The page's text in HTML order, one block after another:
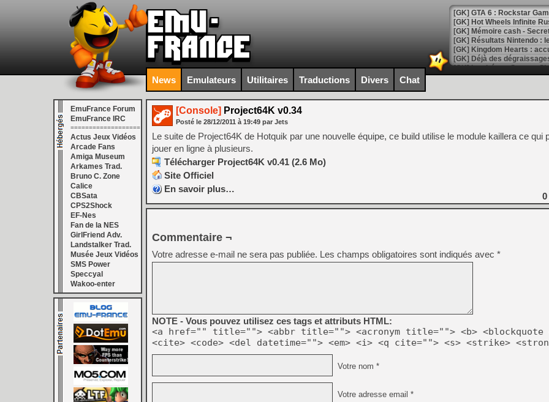
[GK] GTA 6 : Rockstar
[GK] Hot Wheels Infinite
[GK] Mémoire cash -
[GK] Résultats Nintendo :
[GK] Déjà des
[Mo5] Brickboy cherche à
[GK] Minecraft et ses «
[GK] Beast of
[GK] Ubisoft : fin de partie
[GK] Mémoire cash -
[GK] Dan Houser (GTA)
[GK] Comment EA Sports
[GK] Crimson Moon : un
[GK] Isle of Reveries : le
[GK] Moonlighter 2 : The
[GK] Capcom relance
[Mo5] Deux inédits du
[GK] Le beat'em up The
[GK] Endless Legend 2 :
[LS] [PS5] Le WebKit
[GK] Oubliez Crazy Taxi,
[LS] [Switch] NSZ 5.0.0
[GK] No More Room in
[GK] Un chatbot Atelier
[GK] Mémoire cash -
News Emulateurs Utilitaires Traductions Divers Chat
EmuFrance Forum
EmuFrance IRC
===================
Actus Jeux Vidéos
Arcade Fans
Amiga Museum
Arkames Trad.
Bruno C. Zone
Calice
CBSata
CPS2Shock
EF-Nes
Fan de la NES
GirlFriend Adv.
Landstalker Trad.
Musée Jeux Vidéos
SMS Power
Speccyal
Wakoo-enter
[Console] Project64K v0.34
Posté le 28/12/2011 à 19:49 par Jets
Le suite de Project64K de Hotquik par une nouvelle équipe, ce build utilise le module kaillera ce qui
jouer en ligne à plusieurs.
Télécharger Project64K v0.41 (2.6 Mo)
Site Officiel
En savoir plus…
0
Commentaire ¬
Votre adresse e-mail ne sera pas publiée. Les champs obligatoires sont indiqués avec *
NOTE - Vous pouvez utilisez ces tags et attributs HTML:
<a href="" title=""> <abbr title=""> <acronym title=""> <b> <blockquote
<cite> <code> <del datetime=""> <em> <i> <q cite=""> <s> <strike>
Votre nom *
Votre adresse email *